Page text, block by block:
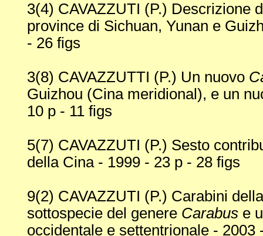
3(4) CAVAZZUTI (P.) Descrizione
province di Sichuan, Yunan e
- 26 figs
3(8) CAVAZZUTTI (P.) Un nuovo
Guizhou (Cina meridional), e un
10 p - 11 figs
5(7) CAVAZZUTI (P.) Sesto
della Cina - 1999 - 23 p - 28 figs
9(2) CAVAZZUTI (P.) Carabini
sottospecie del genere Carabuse
occidentale e settentrionale - 2003